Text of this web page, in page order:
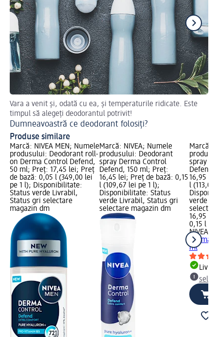
Vara a venit și, odată cu ea, și temperaturile ridicate. Este
timpul să alegeți deodorantul potrivit!
Dumneavoastră ce deodorant folosiți?
Produse similare
Marcă: NIVEA MEN; Numele
produsului: Deodorant roll-
on Derma Control Defend,
50 ml; Preț: 17,45 lei; Preț
de bază: 0,05 l (349,00 lei
pe 1 l); Disponibilitate:
Status verde Livrabil,
Status gri selectare
magazin dm
Marcă: NIVEA; Numele
produsului: Deodorant
spray Derma Control
Defend, 150 ml; Preț:
16,45 lei; Preț de bază: 0,15
l (109,67 lei pe 1 l);
Disponibilitate: Status
verde Livrabil, Status gri
selectare magazin dm
Marcă:
spray
Defend,
16,95
l
verde
16,95 lei
0,15 l
NIVEA
Derma
ml